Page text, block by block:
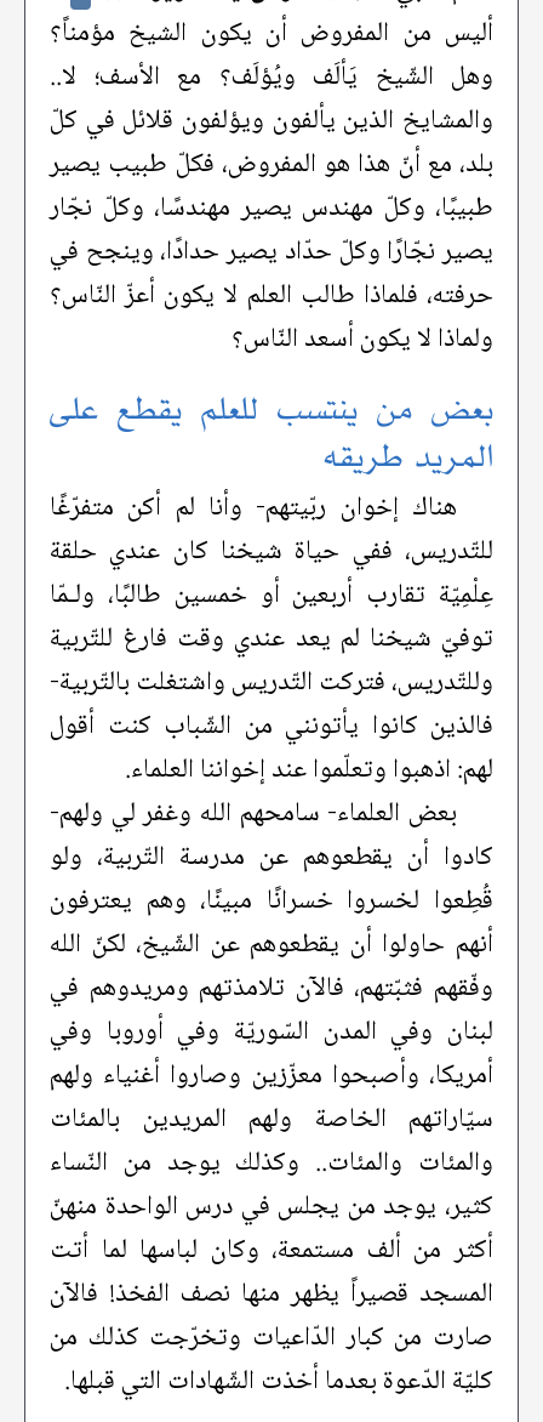
أليس من المفروض أن يكون الشيخ مؤمناً؟
وهل الشّيخ يَألَف ويُؤلَف؟ مع الأسف؛ لا..
والمشايخ الذين يألفون ويؤلفون قلائل في كلّ
بلد، مع أنّ هذا هو المفروض، فكلّ طبيب يصير
طبيبًا، وكلّ مهندس يصير مهندسًا، وكلّ نجّار
يصير نجّارًا وكلّ حدّاد يصير حدادًا، وينجح في
حرفته، فلماذا طالب العلم لا يكون أعزّ النّاس؟
ولماذا لا يكون أسعد النّاس؟
بعض من ينتسب للعلم يقطع على
المريد طريقه
هناك إخوان ربّيتهم- وأنا لم أكن متفرّغًا
للتّدريس، ففي حياة شيخنا كان عندي حلقة
عِلْمِيّة تقارب أربعين أو خمسين طالبًا، ولـمّا
توفيّ شيخنا لم يعد عندي وقت فارغ للتّربية
وللتّدريس، فتركت التّدريس واشتغلت بالتّربية-
فالذين كانوا يأتونني من الشّباب كنت أقول
لهم: اذهبوا وتعلّموا عند إخواننا العلماء.
بعض العلماء- سامحهم الله وغفر لي ولهم-
كادوا أن يقطعوهم عن مدرسة التّربية، ولو
قُطِعوا لخسروا خسرانًا مبينًا، وهم يعترفون
أنهم حاولوا أن يقطعوهم عن الشّيخ، لكنّ الله
وفّقهم فثبّتهم، فالآن تلامذتهم ومريدوهم في
لبنان وفي المدن السّوريّة وفي أوروبا وفي
أمريكا، وأصبحوا معزّزين وصاروا أغنياء ولهم
سيّاراتهم الخاصة ولهم المريدين بالمئات
والمئات والمئات.. وكذلك يوجد من النّساء
كثير، يوجد من يجلس في درس الواحدة منهنّ
أكثر من ألف مستمعة، وكان لباسها لما أتت
المسجد قصيراً يظهر منها نصف الفخذ! فالآن
صارت من كبار الدّاعيات وتخرّجت كذلك من
كليّة الدّعوة بعدما أخذت الشّهادات التي قبلها.